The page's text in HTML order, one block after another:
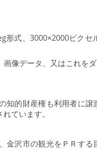
式、3000×2000ピク
像データ、又はこれを
知的財産権も利用者に
ています。
沢市の観光をＰＲす